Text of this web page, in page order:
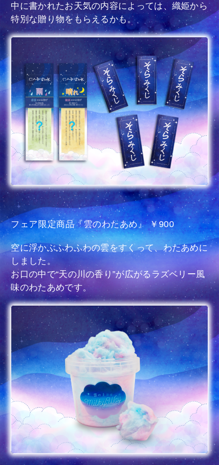
中に書かれたお天気の内容によっては、織姫から
特別な贈り物をもらえるかも。
フェア限定商品『雲のわたあめ』 ￥900
空に浮かぶふわふわの雲をすくって、わたあめに
しました。
お口の中で“天の川の香り”が広がるラズベリー風
味のわたあめです。